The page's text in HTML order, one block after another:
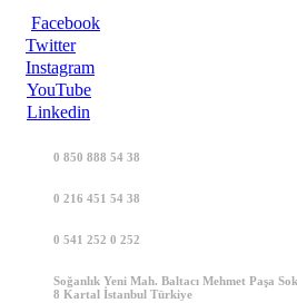
Facebook
Twitter
Instagram
YouTube
Linkedin
0 850 888 54 38
0 216 451 54 38
0 541 252 0 252
Soğanlık Yeni Mah. Baltacı Mehmet Paşa
8 Kartal İstanbul Türkiye